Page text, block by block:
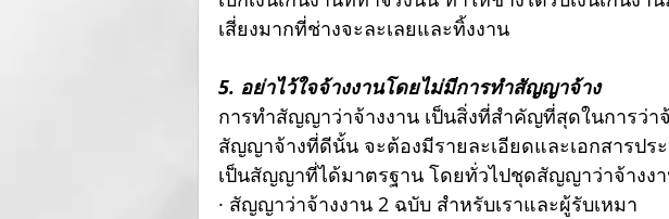
เสี่ยงมากที่ช่างจะละเลยและทิ้งงาน
5. อย่าไว้ใจจ้างงานโดยไม่มีการทำสัญญาจ้าง
การทำสัญญาว่าจ้างงาน เป็นสิ่งที่สำคัญที่สุดในการว่า
สัญญาจ้างที่ดีนั้น จะต้องมีรายละเอียดและเอกสารป
เป็นสัญญาที่ได้มาตรฐาน โดยทั่วไปชุดสัญญาว่าจ้างง
· สัญญาว่าจ้างงาน 2 ฉบับ สำหรับเราและผู้รับเหมา